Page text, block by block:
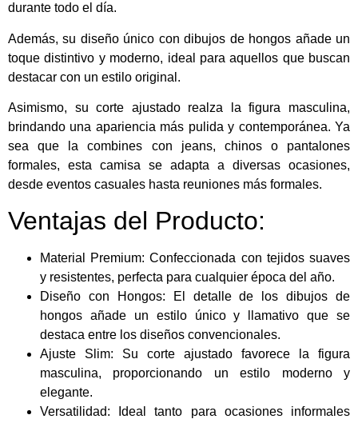
durante todo el día.
Además, su diseño único con dibujos de hongos añade un
toque distintivo y moderno, ideal para aquellos que buscan
destacar con un estilo original.
Asimismo, su corte ajustado realza la figura masculina,
brindando una apariencia más pulida y contemporánea. Ya
sea que la combines con jeans, chinos o pantalones
formales, esta camisa se adapta a diversas ocasiones,
desde eventos casuales hasta reuniones más formales.
Ventajas del Producto:
Material Premium: Confeccionada con tejidos suaves
y resistentes, perfecta para cualquier época del año.
Diseño con Hongos: El detalle de los dibujos de
hongos añade un estilo único y llamativo que se
destaca entre los diseños convencionales.
Ajuste Slim: Su corte ajustado favorece la figura
masculina, proporcionando un estilo moderno y
elegante.
Versatilidad: Ideal tanto para ocasiones informales